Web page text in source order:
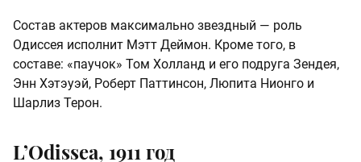
Состав актеров максимально звездный — роль
Одиссея исполнит Мэтт Деймон. Кроме того, в
составе: «паучок» Том Холланд и его подруга Зендея,
Энн Хэтэуэй, Роберт Паттинсон, Люпита Нионго и
Шарлиз Терон.
L’Odissea, 1911 год